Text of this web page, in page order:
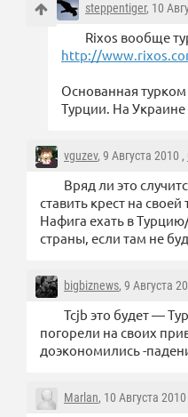
steppentiger, 10
Rixos вообще
http://
Основанная
Турции. На Украине
vguzev, 9 Августа 2010 ,
Вряд ли это
ставить крест на
Нафига ехать в
страны, если там не
bigbiznews, 9 Августа
Tcjb это будет —
погорели на своих
доэкономились -
Marlan, 10 Августа 2010